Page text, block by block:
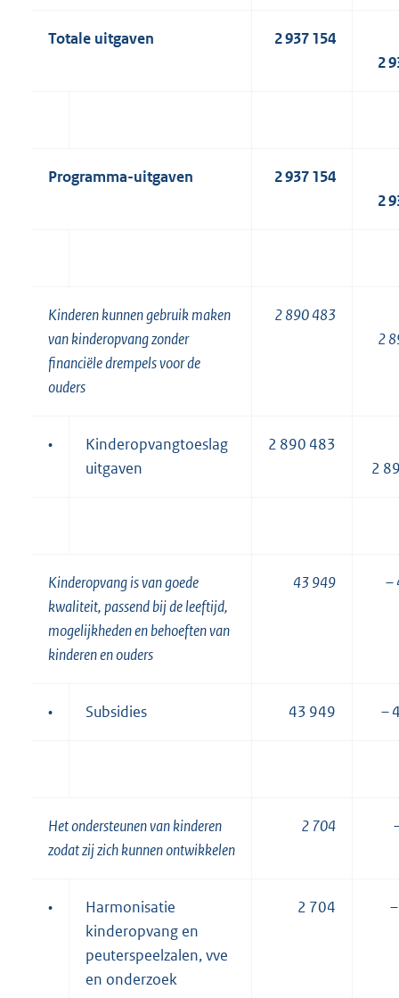
Totale uitgaven
2 937 154
2
Programma-uitgaven
2 937 154
2
Kinderen kunnen gebruik maken
van kinderopvang zonder
financiële drempels voor de
ouders
2 890 483
2
•
Kinderopvangtoeslag
uitgaven
2 890 483
2
Kinderopvang is van goede
kwaliteit, passend bij de leeftijd,
mogelijkheden en behoeften van
kinderen en ouders
43 949 –
• Subsidies 43 949 –
Het ondersteunen van kinderen
zodat zij zich kunnen ontwikkelen
2 704
•
Harmonisatie
kinderopvang en
peuterspeelzalen, vve
en onderzoek
2 704